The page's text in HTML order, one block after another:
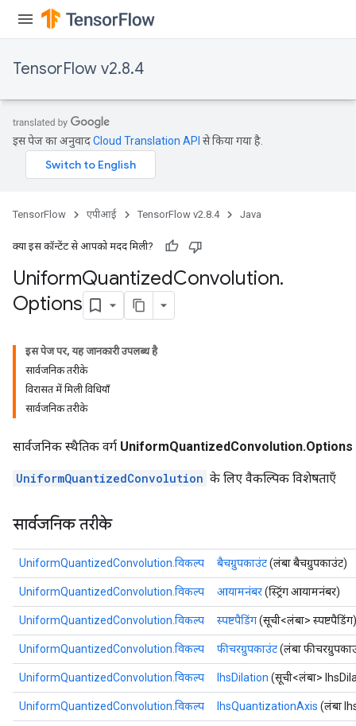
TensorFlow v2.8.4
इस पेज का अनुवादCloud Translation API से किया गया है.
TensorFlow एपीआई TensorFlow v2.8.4 Java
क्या इस कॉन्टेंट से आपको मदद मिली?
UniformQuantizedConvolution.
Options
इस पेज पर, यह जानकारी उपलब्ध है
सार्वजनिक तरीके
विरासत में मिली विधियाँ
सार्वजनिक तरीके
सार्वजनिक स्थैतिक वर्ग UniformQuantizedConvolution.Options
UniformQuantizedConvolution के लिए वैकल्पिक विशेषताएँ
सार्वजनिक तरीके
UniformQuantizedConvolution.विकल्प बैचग्रुपकाउंट(लंबा बैचग्रुपकाउंट)
UniformQuantizedConvolution.विकल्प आयामनंबर(स्ट्रिंग आयामनंबर)
UniformQuantizedConvolution.विकल्प स्पष्टपैडिंग(सूची<लंबा> स्पष्टपैडिंग)
UniformQuantizedConvolution.विकल्प फीचरग्रुपकाउंट(लंबा
UniformQuantizedConvolution.विकल्प lhsDilation (सूची<लंबा>
UniformQuantizedConvolution.विकल्प lhsQuantizationAxis (लंबा